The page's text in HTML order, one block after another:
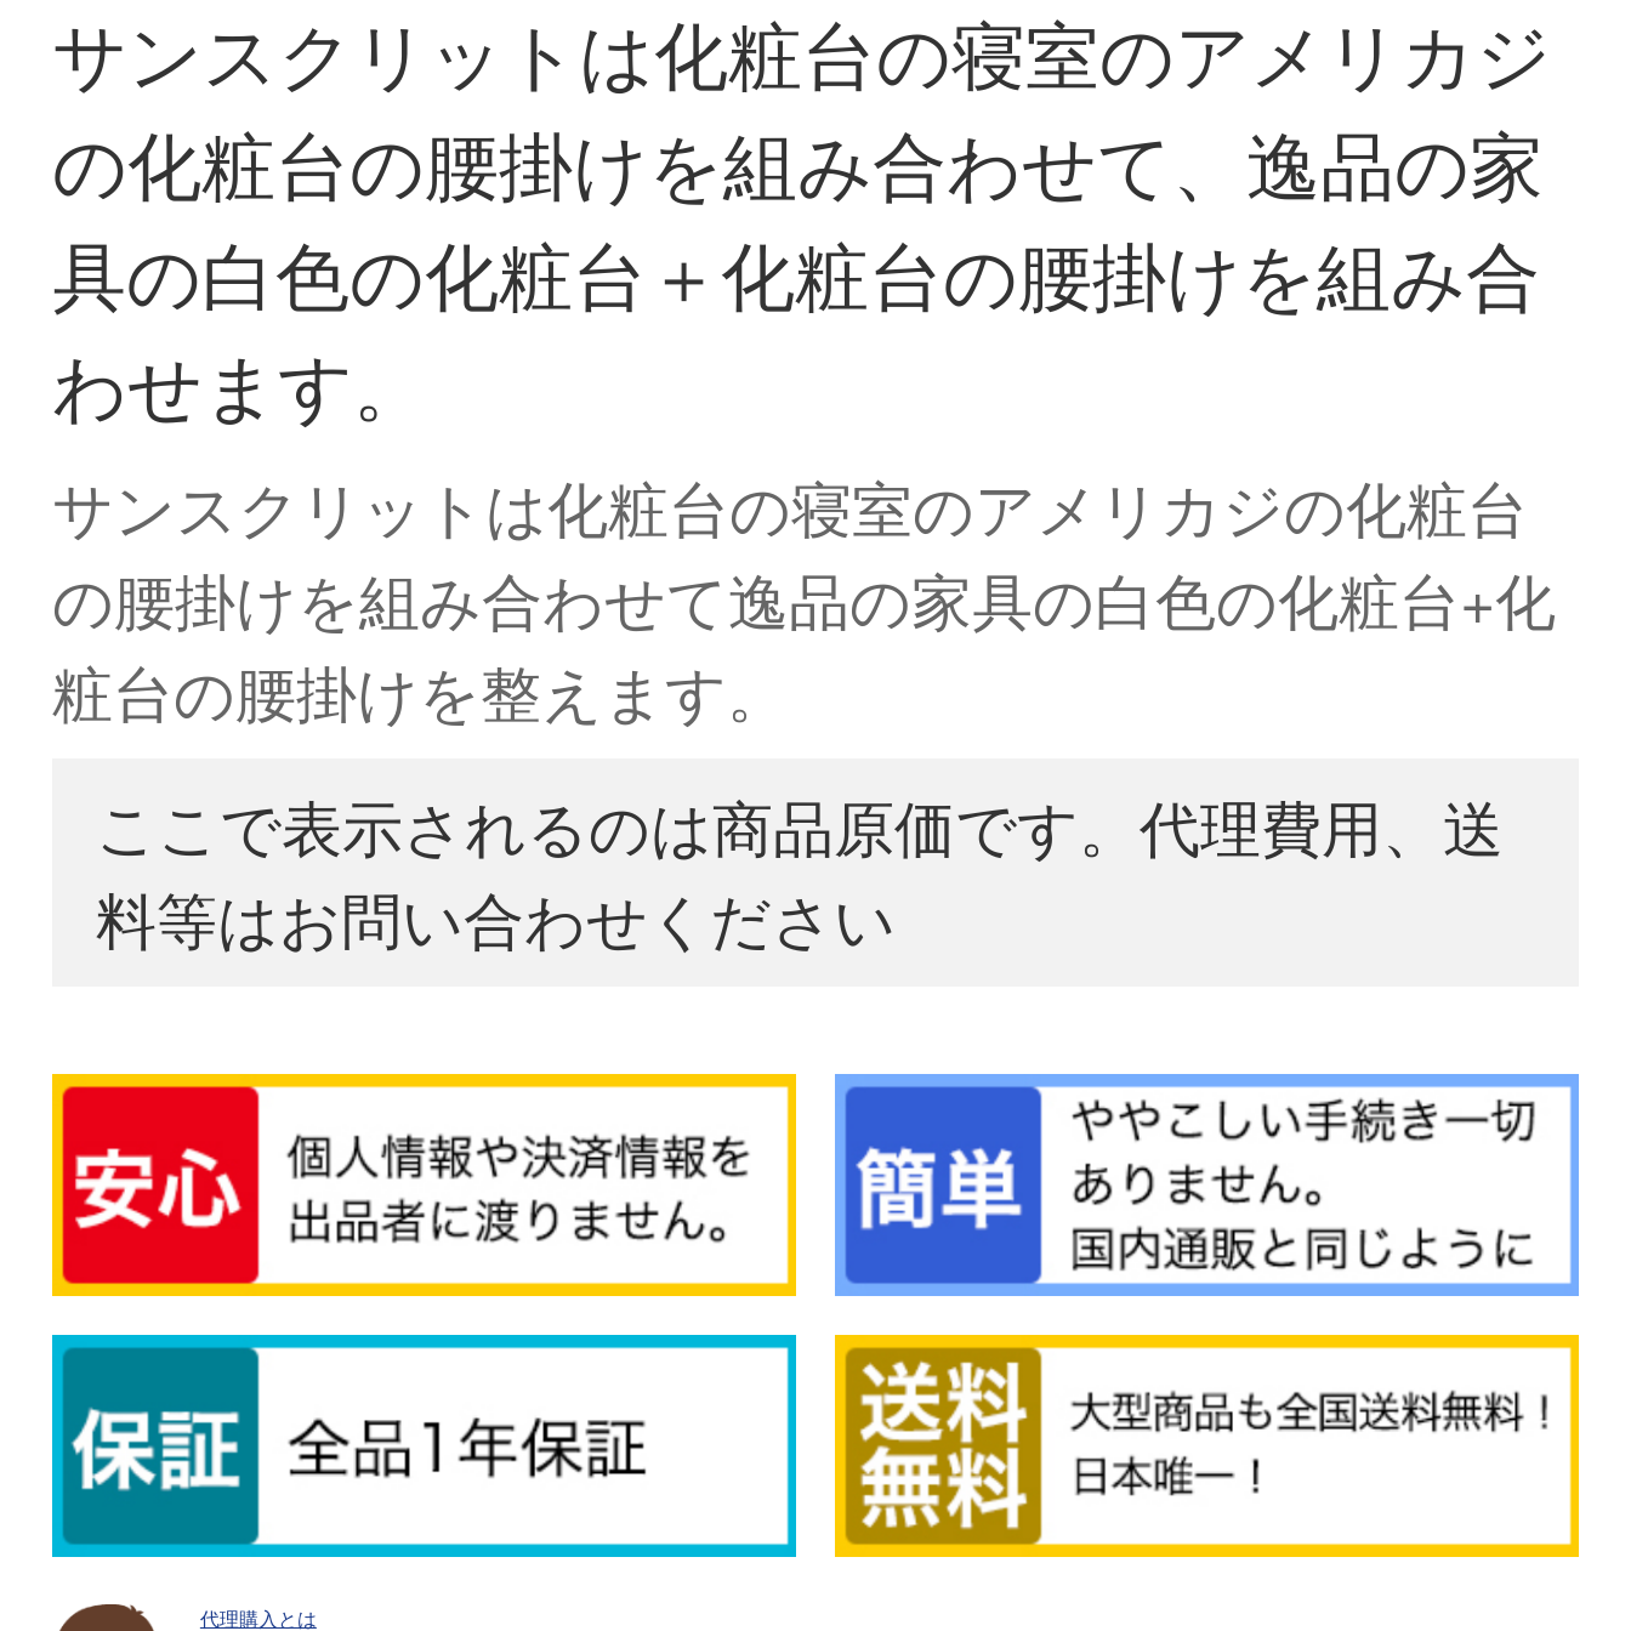
サンスクリットは化粧台の寝室のアメリカジ
の化粧台の腰掛けを組み合わせて、逸品の家
具の白色の化粧台＋化粧台の腰掛けを組み合
わせます。
サンスクリットは化粧台の寝室のアメリカジの化粧台
の腰掛けを組み合わせて逸品の家具の白色の化粧台+化
粧台の腰掛けを整えます。
ここで表示されるのは商品原価です。代理費用、送
料等はお問い合わせください
代理購入とは